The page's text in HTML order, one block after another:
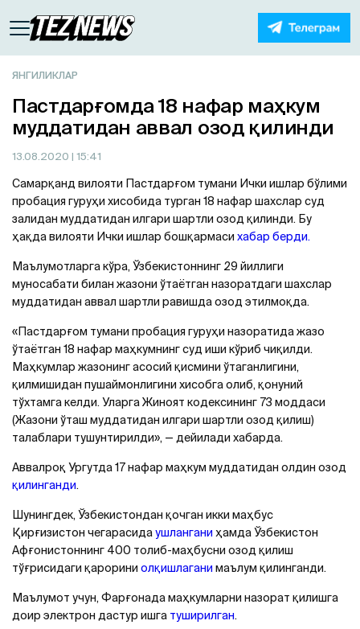
ЯНГИЛИКЛАР
Пастдарғомда 18 нафар маҳкум
муддатидан аввал озод қилинди
13.08.2020 | 15:41
Самарқанд вилояти Пастдарғом тумани Ички ишлар бўлими
пробация гуруҳи хисобида турган 18 нафар шахслар суд
залидан муддатидан илгари шартли озод қилинди. Бу
ҳақда вилояти Ички ишлар бошқармаси хабар берди.
Маълумотларга кўра, Ўзбекистоннинг 29 йиллиги
муносабати билан жазони ўтаётган назоратдаги шахслар
муддатидан аввал шартли равишда озод этилмоқда.
«Пастдарғом тумани пробация гуруҳи назоратида жазо
ўтаётган 18 нафар маҳкумнинг суд иши кўриб чиқилди.
Маҳкумлар жазонинг асосий қисмини ўтаганлигини,
қилмишидан пушаймонлигини хисобга олиб, қонуний
тўхтамга келди. Уларга Жиноят кодексининг 73 моддаси
(Жазони ўташ муддатидан илгари шартли озод қилиш)
талаблари тушунтирилди», — дейилади хабарда.
Аввалроқ Ургутда 17 нафар маҳкум муддатидан олдин озод
қилинганди.
Шунингдек, Ўзбекистондан қочган икки маҳбус
Қирғизистон чегарасидаушлангани ҳамда Ўзбекистон
Aфғонистоннинг 400 толиб-маҳбусни озод қилиш
тўғрисидаги қарорини олқишлагани маълум қилинганди.
Маълумот учун, Фарғонада маҳкумларни назорат қилишга
доир электрон дастур ишга туширилган.